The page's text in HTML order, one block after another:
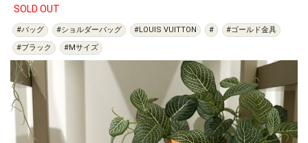
SOLD OUT
#バッグ #ショルダーバッグ #LOUIS VUITTON #
#ゴールド金具
#ブラック
#Mサイズ